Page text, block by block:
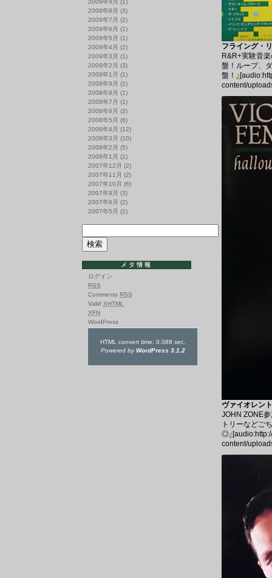
フライング・
R&R+実験音
盤！ループ、
盤！ ♪
content/
ヴァイオレン
JOHN ZONE
トリーなどご
◎♪
content/
2009年9月 (1)
2009年8月 (3)
2009年7月 (2)
2009年6月 (1)
2009年5月 (1)
2009年4月 (2)
2009年3月 (1)
2009年2月 (3)
2009年1月 (1)
2008年9月 (1)
2008年8月 (1)
2008年7月 (1)
2008年6月 (3)
2008年5月 (6)
2008年4月 (12)
2008年3月 (10)
2008年2月 (5)
2008年1月 (1)
2007年12月 (2)
2007年11月 (2)
2007年10月 (6)
2007年9月 (3)
2007年6月 (2)
2007年5月 (1)
メタ情報
ログイン
RSS
Comments RSS
Valid XHTML
XFN
WordPress
HTML convert time: 0.088 sec.
Powered byWordPress 3.1.2